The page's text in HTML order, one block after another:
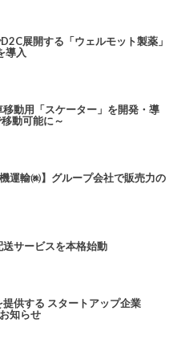
展開する「ウェルモット製薬」
導入
動用「スケーター」を開発・導
動可能に～
運輸㈱】グループ会社で販売力の
サービスを本格始動
供する スタートアップ企業
知らせ